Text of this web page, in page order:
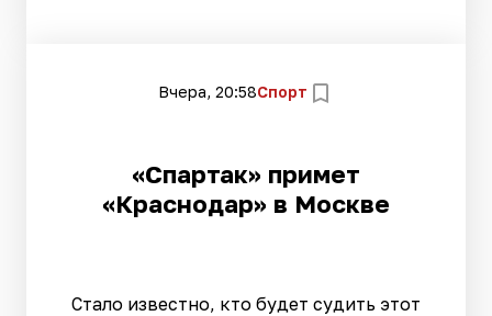
Вчера, 20:58Спорт
«Спартак» примет
«Краснодар» в Москве
Стало известно, кто будет судить этот